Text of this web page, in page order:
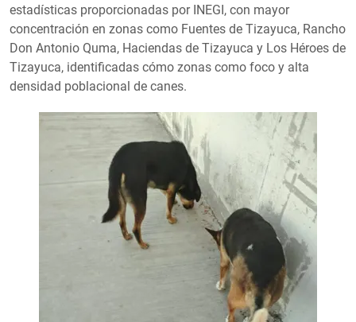
estadísticas proporcionadas por INEGI, con mayor
concentración en zonas como Fuentes de Tizayuca, Rancho
Don Antonio Quma, Haciendas de Tizayuca y Los Héroes de
Tizayuca, identificadas cómo zonas como foco y alta
densidad poblacional de canes.